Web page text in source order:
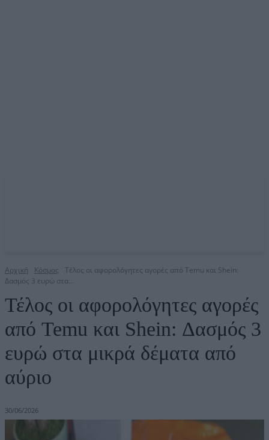
Αρχική Κόσμος
Τέλος οι αφορολόγητες αγορές από Temu και Shein:
Δασμός 3 ευρώ στα...
Τέλος οι αφορολόγητες αγορές
από Temu και Shein: Δασμός 3
ευρώ στα μικρά δέματα από
αύριο
30/06/2026